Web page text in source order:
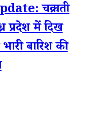
चक्रवाती
प्रदेश में दिख
बारिश की